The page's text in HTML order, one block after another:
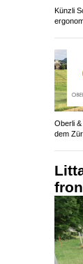
Künzli
Oberli
dem